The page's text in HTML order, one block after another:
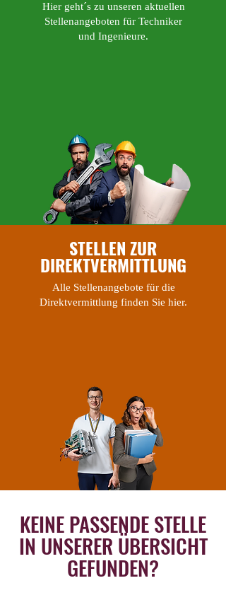
Hier geht´s zu unseren aktuellen
Stellenangeboten für Techniker
und Ingenieure.
STELLEN ZUR
DIREKTVERMITTLUNG
Alle Stellenangebote für die
Direktvermittlung finden Sie hier.
KEINE PASSENDE STELLE
IN UNSERER ÜBERSICHT
GEFUNDEN?